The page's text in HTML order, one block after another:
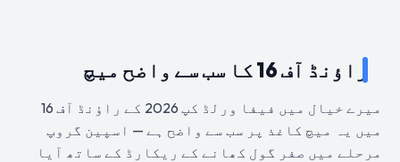
راؤنڈ آف 16 کا سب سے واضح میچ
میرے خیال میں فیفا ورلڈ کپ 2026 کے راؤنڈ آف 16
میں یہ میچ کاغذ پر سب سے واضح ہے — اسپین گروپ
مرحلے میں صفر گول کھانے کے ریکارڈ کے ساتھ آیا